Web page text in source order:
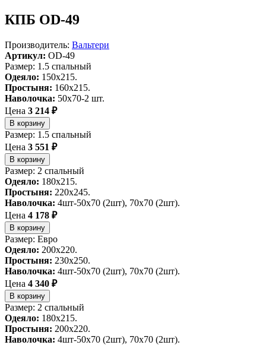
КПБ OD-49
Производитель: Вальтери
Артикул: OD-49
Размер: 1.5 спальный
Одеяло: 150х215.
Простыня: 160х215.
Наволочка: 50x70-2 шт.
Цена 3 214 ₽
В корзину
Размер: 1.5 спальный
Цена 3 551 ₽
В корзину
Размер: 2 спальный
Одеяло: 180х215.
Простыня: 220х245.
Наволочка: 4шт-50х70 (2шт), 70х70 (2шт).
Цена 4 178 ₽
В корзину
Размер: Евро
Одеяло: 200х220.
Простыня: 230х250.
Наволочка: 4шт-50х70 (2шт), 70х70 (2шт).
Цена 4 340 ₽
В корзину
Размер: 2 спальный
Одеяло: 180х215.
Простыня: 200х220.
Наволочка: 4шт-50х70 (2шт), 70х70 (2шт).